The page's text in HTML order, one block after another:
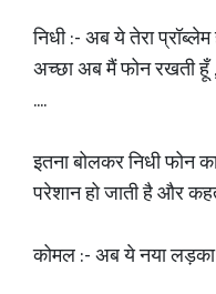
निधी :- अब ये तेरा
अच्छा अब मैं फोन रखती हूँ ,
....
इतना बोलकर निधी फोन
परेशान हो जाती है और
कोमल :- अब ये नया